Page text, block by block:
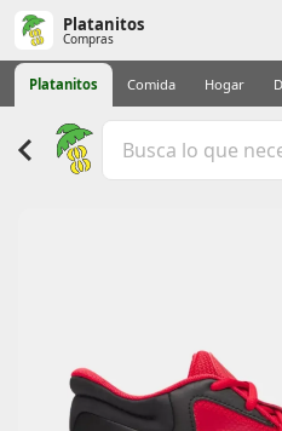
Platanitos
Compras
Platanitos Comida Hogar